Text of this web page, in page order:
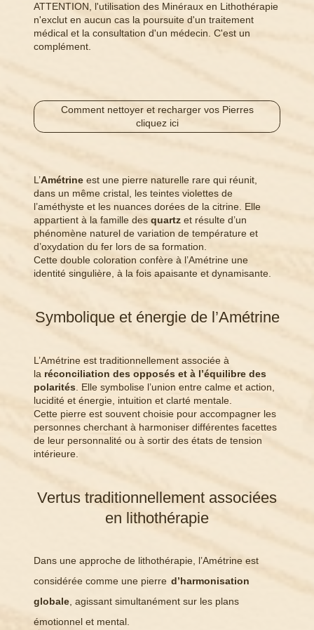
ATTENTION, l'utilisation des Minéraux en Lithothérapie
n'exclut en aucun cas la poursuite d'un traitement
médical et la consultation d'un médecin. C'est un
complément.
Comment nettoyer et recharger vos Pierres
cliquez ici
L’Amétrine est une pierre naturelle rare qui réunit,
dans un même cristal, les teintes violettes de
l’améthyste et les nuances dorées de la citrine. Elle
appartient à la famille des quartz et résulte d’un
phénomène naturel de variation de température et
d’oxydation du fer lors de sa formation.
Cette double coloration confère à l’Amétrine une
identité singulière, à la fois apaisante et dynamisante.
Symbolique et énergie de l’Amétrine
L’Amétrine est traditionnellement associée à
la réconciliation des opposés et à l’équilibre des
polarités . Elle symbolise l’union entre calme et action,
lucidité et énergie, intuition et clarté mentale.
Cette pierre est souvent choisie pour accompagner les
personnes cherchant à harmoniser différentes facettes
de leur personnalité ou à sortir des états de tension
intérieure.
Vertus traditionnellement associées
en lithothérapie
Dans une approche de lithothérapie, l’Amétrine est
considérée comme une pierre d’harmonisation
globale , agissant simultanément sur les plans
émotionnel et mental.